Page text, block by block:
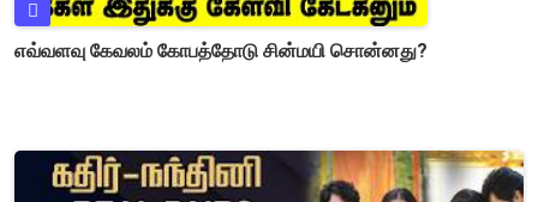
எவ்வளவு கேவலம் கோபத்தோடு சின்மயி சொன்னது?